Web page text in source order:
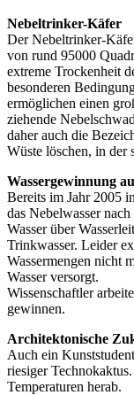
Nebeltrinker-Käfer
Der Nebeltrinker-
von rund 95000
extreme Trockenheit
besonderen
ermöglichen einen
ziehende
daher auch die
Wüste löschen, in der
Wassergewinnung
Bereits im Jahr 2005
das Nebelwasser
Wasser über
Trinkwasser. Leider
Wassermengen nicht
Wasser versorgt.
Wissenschaftler
gewinnen.
Architektonische
Auch ein
riesiger
Temperaturen herab.